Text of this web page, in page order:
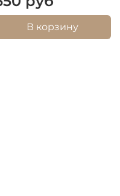
В корзину